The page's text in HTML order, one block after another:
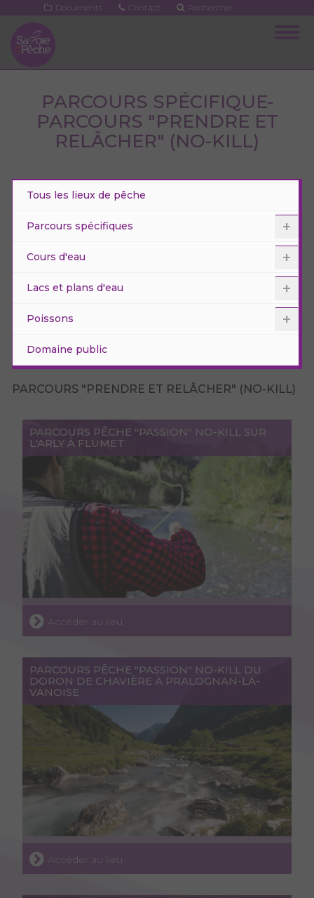
contenu
principal
Documents Contact Rechercher
PARCOURS SPÉCIFIQUE-
PARCOURS "PRENDRE ET
RELÂCHER" (NO-KILL)
Tous les lieux de pêche
Parcours spécifiques
Cours d'eau
Lacs et plans d'eau
Poissons
Domaine public
PARCOURS "PRENDRE ET RELÂCHER" (NO-KILL)
PARCOURS PÊCHE "PASSION" NO-KILL SUR
L'ARLY À FLUMET
Accéder au lieu
PARCOURS PÊCHE "PASSION" NO-KILL DU
DORON DE CHAVIÈRE À PRALOGNAN-LA-
VANOISE
Accéder au lieu